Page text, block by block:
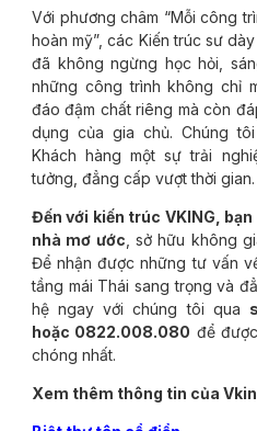
Với phương châm “Mỗi công
hoàn mỹ”, các Kiến trúc sư
đã không ngừng học hỏi,
những công trình không chỉ
đáo đậm chất riêng mà còn
dụng của gia chủ. Chúng
Khách hàng một sự trải
tưởng, đẳng cấp vượt thời gian.
Đến với kiến trúc VKING,
nhà mơ ước , sở hữu không
Để nhận được những tư vấn
tầng mái Thái sang trọng và
hệ ngay với chúng tôi qua
hoặc 0822.008.080 để
chóng nhất.
Xem thêm thông tin của